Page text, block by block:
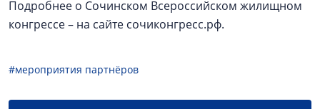
Подробнее о Сочинском Всероссийском жилищном
конгрессе – на сайте сочиконгресс.рф.
#мероприятия партнёров